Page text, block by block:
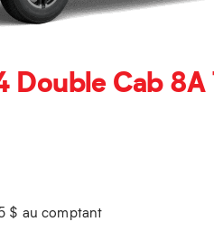
Double Cab 8A
$ au comptant